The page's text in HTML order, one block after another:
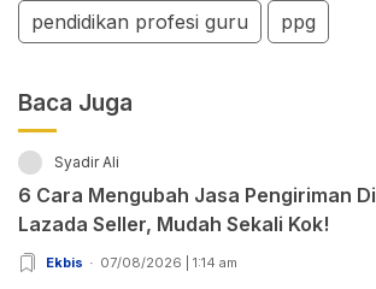
pendidikan profesi guru ppg
Baca Juga
Syadir Ali
6 Cara Mengubah Jasa Pengiriman Di
Lazada Seller, Mudah Sekali Kok!
Ekbis 07/08/2026 | 1:14 am